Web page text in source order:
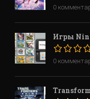
0
Игры
0